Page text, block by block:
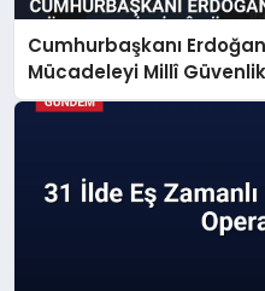
Cumhurbaşkanı
Mücadeleyi Millî